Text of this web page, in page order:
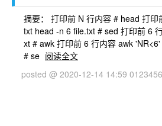
摘要： 打印前 N 行内容 # head 打
txt head -n 6 file.txt # sed 打印前 6
xt # awk 打印前 6 行内容 awk
# se 阅读全文
posted @ 2020-12-14 14:59